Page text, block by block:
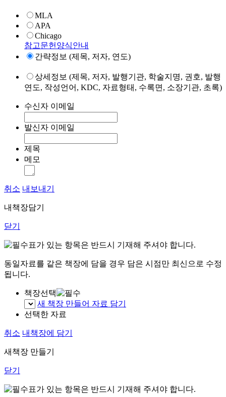
MLA
APA
Chicago
참고문헌양식안내
간략정보 (제목, 저자, 연도)
상세정보 (제목, 저자, 발행기관, 학술지명, 권호, 발행
연도, 작성언어, KDC, 자료형태, 수록면, 소장기관, 초록)
수신자 이메일
발신자 이메일
제목
메모
취소 내보내기
내책장담기
닫기
표가 있는 항목은 반드시 기재해 주셔야 합니다.
동일자료를 같은 책장에 담을 경우 담은 시점만 최신으로 수정
됩니다.
책장선택
새 책장 만들어 자료 담기
선택한 자료
취소 내책장에 담기
새책장 만들기
닫기
표가 있는 항목은 반드시 기재해 주셔야 합니다.